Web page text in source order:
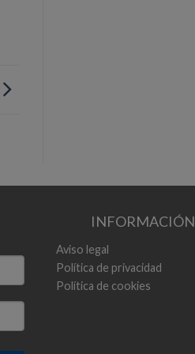
INFORMACIÓN
Aviso legal
Política de privacidad
Política de cookies